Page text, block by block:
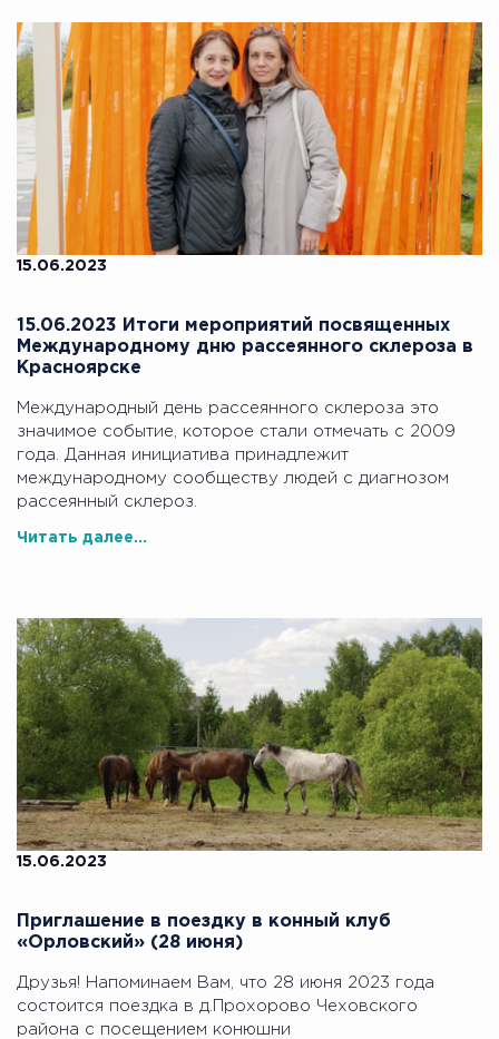
15.06.2023
15.06.2023 Итоги мероприятий посвященных
Международному дню рассеянного склероза в
Красноярске
Международный день рассеянного склероза это
значимое событие, которое стали отмечать с 2009
года. Данная инициатива принадлежит
международному сообществу людей с диагнозом
рассеянный склероз.
Читать далее...
15.06.2023
Приглашение в поездку в конный клуб
«Орловский» (28 июня)
Друзья! Напоминаем Вам, что 28 июня 2023 года
состоится поездка в д.Прохорово Чеховского
района с посещением конюшни